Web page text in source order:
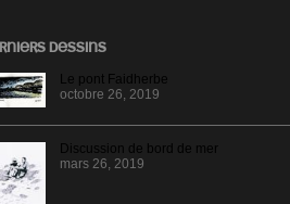
DESSINS
Le pont Faidherbe
octobre 26, 2019
Discussion de bord de mer
mars 26, 2019